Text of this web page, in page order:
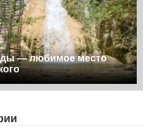
— любимое место